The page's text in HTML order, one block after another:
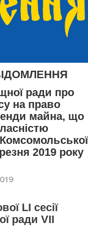
ради про
на право
майна, що
2019 року
LI сесії
ради VII